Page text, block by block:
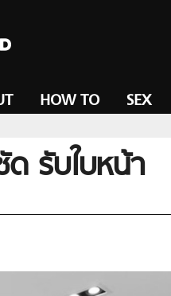
HOW TO SEX
ด รับใบหน้า